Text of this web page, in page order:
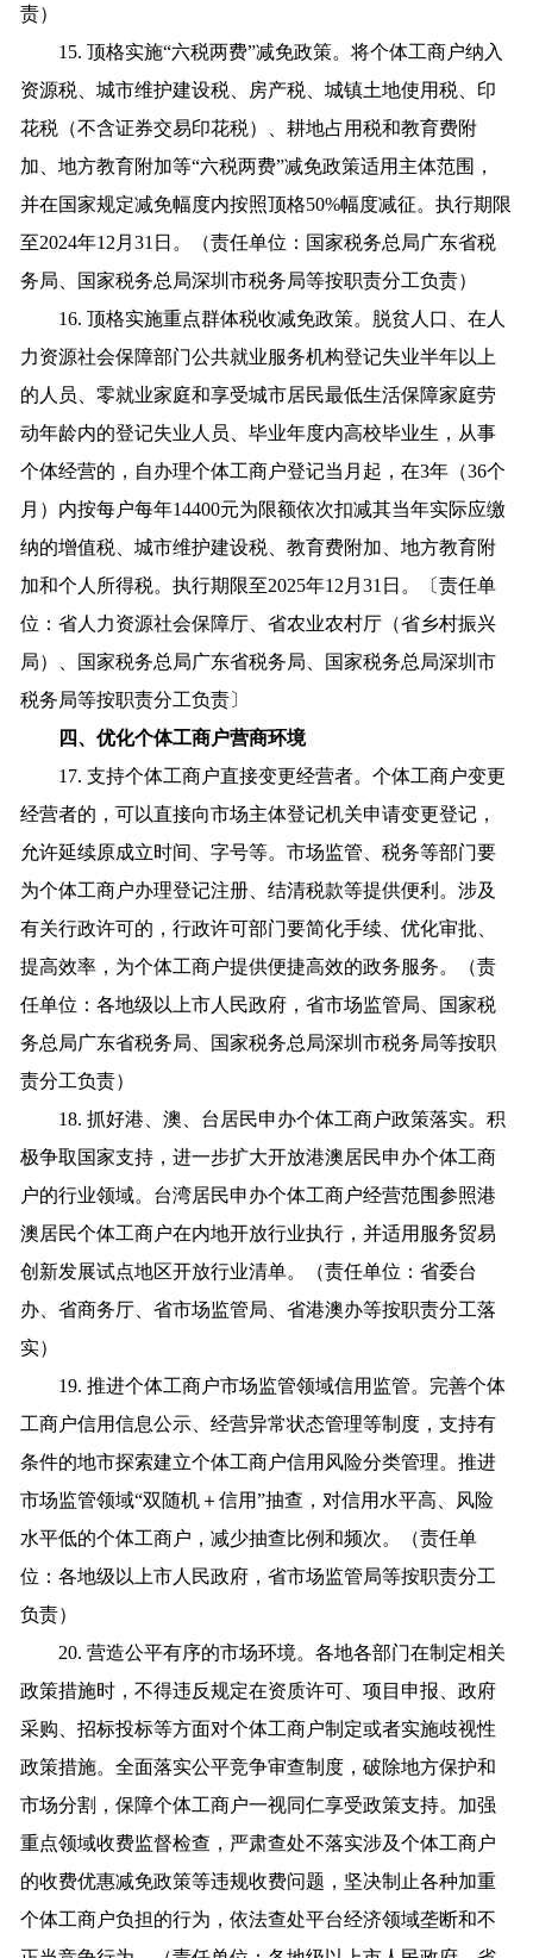
责）
15. 顶格实施“六税两费”减免政策。将个体工商户纳入
资源税、城市维护建设税、房产税、城镇土地使用税、印
花税（不含证券交易印花税）、耕地占用税和教育费附
加、地方教育附加等“六税两费”减免政策适用主体范围，
并在国家规定减免幅度内按照顶格50%幅度减征。执行期限
至2024年12月31日。（责任单位：国家税务总局广东省税
务局、国家税务总局深圳市税务局等按职责分工负责）
16. 顶格实施重点群体税收减免政策。脱贫人口、在人
力资源社会保障部门公共就业服务机构登记失业半年以上
的人员、零就业家庭和享受城市居民最低生活保障家庭劳
动年龄内的登记失业人员、毕业年度内高校毕业生，从事
个体经营的，自办理个体工商户登记当月起，在3年（36个
月）内按每户每年14400元为限额依次扣减其当年实际应缴
纳的增值税、城市维护建设税、教育费附加、地方教育附
加和个人所得税。执行期限至2025年12月31日。〔责任单
位：省人力资源社会保障厅、省农业农村厅（省乡村振兴
局）、国家税务总局广东省税务局、国家税务总局深圳市
税务局等按职责分工负责〕
四、优化个体工商户营商环境
17. 支持个体工商户直接变更经营者。个体工商户变更
经营者的，可以直接向市场主体登记机关申请变更登记，
允许延续原成立时间、字号等。市场监管、税务等部门要
为个体工商户办理登记注册、结清税款等提供便利。涉及
有关行政许可的，行政许可部门要简化手续、优化审批、
提高效率，为个体工商户提供便捷高效的政务服务。（责
任单位：各地级以上市人民政府，省市场监管局、国家税
务总局广东省税务局、国家税务总局深圳市税务局等按职
责分工负责）
18. 抓好港、澳、台居民申办个体工商户政策落实。积
极争取国家支持，进一步扩大开放港澳居民申办个体工商
户的行业领域。台湾居民申办个体工商户经营范围参照港
澳居民个体工商户在内地开放行业执行，并适用服务贸易
创新发展试点地区开放行业清单。（责任单位：省委台
办、省商务厅、省市场监管局、省港澳办等按职责分工落
实）
19. 推进个体工商户市场监管领域信用监管。完善个体
工商户信用信息公示、经营异常状态管理等制度，支持有
条件的地市探索建立个体工商户信用风险分类管理。推进
市场监管领域“双随机＋信用”抽查，对信用水平高、风险
水平低的个体工商户，减少抽查比例和频次。（责任单
位：各地级以上市人民政府，省市场监管局等按职责分工
负责）
20. 营造公平有序的市场环境。各地各部门在制定相关
政策措施时，不得违反规定在资质许可、项目申报、政府
采购、招标投标等方面对个体工商户制定或者实施歧视性
政策措施。全面落实公平竞争审查制度，破除地方保护和
市场分割，保障个体工商户一视同仁享受政策支持。加强
重点领域收费监督检查，严肃查处不落实涉及个体工商户
的收费优惠减免政策等违规收费问题，坚决制止各种加重
个体工商户负担的行为，依法查处平台经济领域垄断和不